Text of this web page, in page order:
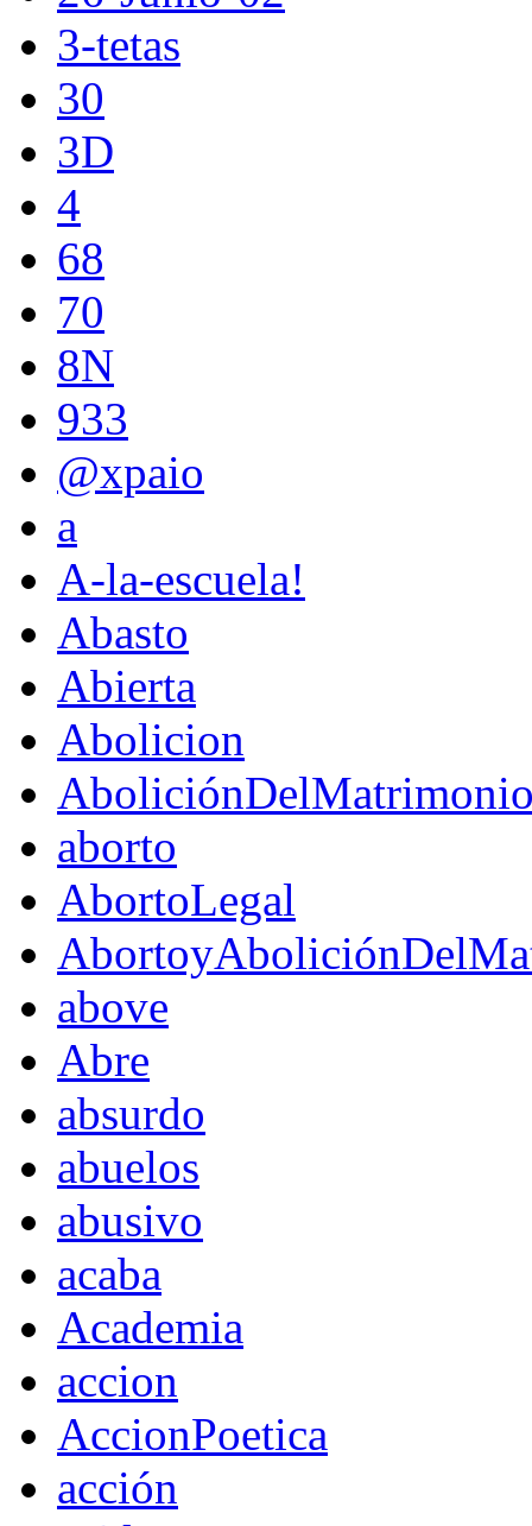
3-tetas
30
3D
4
68
70
8N
933
@xpaio
a
A-la-escuela!
Abasto
Abierta
Abolicion
aborto
AbortoLegal
above
Abre
absurdo
abuelos
abusivo
acaba
Academia
accion
AccionPoetica
acción